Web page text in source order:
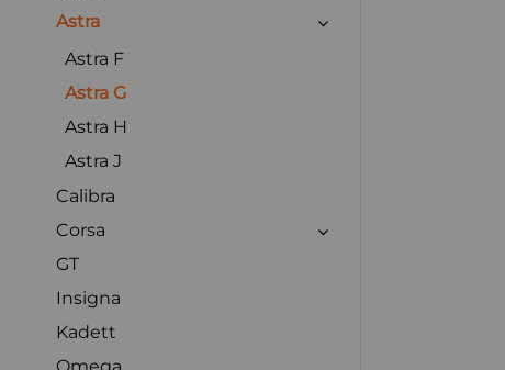
Astra
Astra F
Astra G
Astra H
Astra J
Calibra
Corsa
GT
Insigna
Kadett